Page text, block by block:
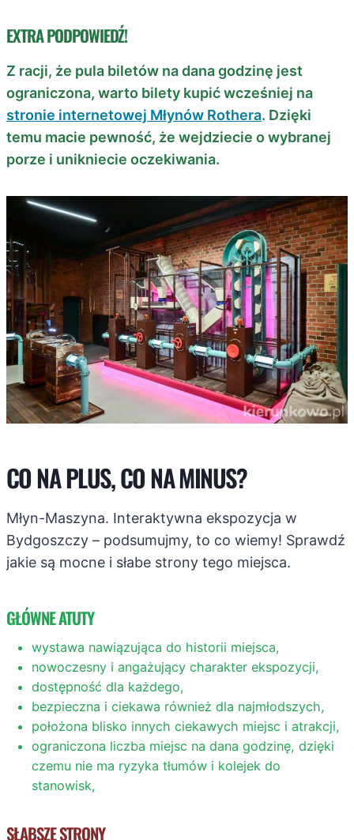
EXTRA PODPOWIEDŹ!
Z racji, że pula biletów na dana godzinę jest
ograniczona, warto bilety kupić wcześniej na
stronie internetowej Młynów Rothera. Dzięki
temu macie pewność, że wejdziecie o wybranej
porze i unikniecie oczekiwania.
CO NA PLUS, CO NA MINUS?
Młyn-Maszyna. Interaktywna ekspozycja w
Bydgoszczy – podsumujmy, to co wiemy! Sprawdź
jakie są mocne i słabe strony tego miejsca.
GŁÓWNE ATUTY
wystawa nawiązująca do historii miejsca,
nowoczesny i angażujący charakter ekspozycji,
dostępność dla każdego,
bezpieczna i ciekawa również dla najmłodszych,
położona blisko innych ciekawych miejsc i atrakcji,
ograniczona liczba miejsc na dana godzinę, dzięki
czemu nie ma ryzyka tłumów i kolejek do
stanowisk,
SŁABSZE STRONY